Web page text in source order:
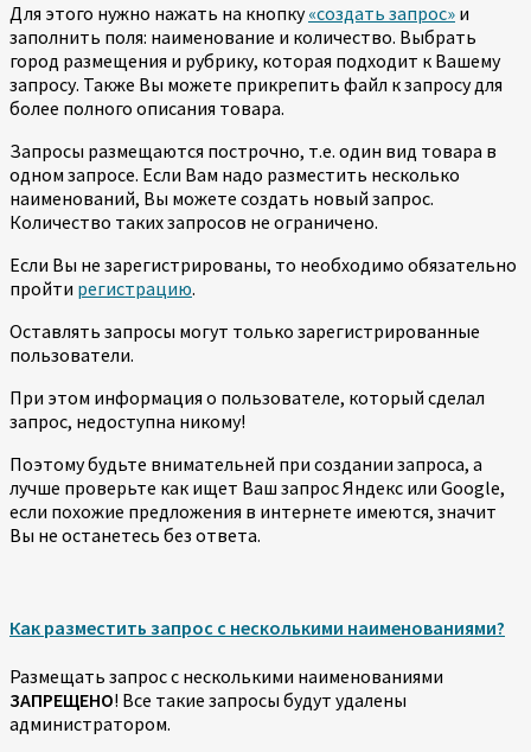
Для этого нужно нажать на кнопку«создать запрос» и
заполнить поля: наименование и количество. Выбрать
город размещения и рубрику, которая подходит к Вашему
запросу. Также Вы можете прикрепить файл к запросу для
более полного описания товара.
Запросы размещаются построчно, т.е. один вид товара в
одном запросе. Если Вам надо разместить несколько
наименований, Вы можете создать новый запрос.
Количество таких запросов не ограничено.
Если Вы не зарегистрированы, то необходимо обязательно
пройти регистрацию.
Оставлять запросы могут только зарегистрированные
пользователи.
При этом информация о пользователе, который сделал
запрос, недоступна никому!
Поэтому будьте внимательней при создании запроса, а
лучше проверьте как ищет Ваш запрос Яндекс или Google,
если похожие предложения в интернете имеются, значит
Вы не останетесь без ответа.
Как разместить запрос с несколькими наименованиями?
Размещать запрос с несколькими наименованиями
ЗАПРЕЩЕНО! Все такие запросы будут удалены
администратором.